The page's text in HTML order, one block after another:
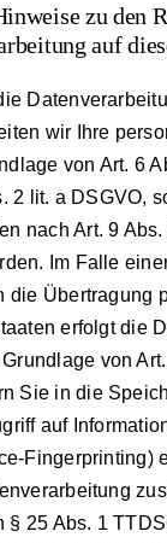
zu den
auf
wir Ihre
von Art. 6
2 lit. a DSGVO,
nach Art. 9
Im Falle
die Übertragung
erfolgt die
von
Sie in die
auf
Fingerprinting)
§ 25 Abs. 1